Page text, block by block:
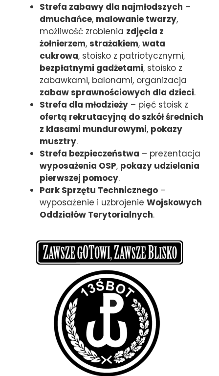
Strefa zabawy dla najmłodszych –
dmuchańce, malowanie twarzy,
możliwość zrobienia zdjęcia z
żołnierzem, strażakiem, wata
cukrowa, stoisko z patriotycznymi,
bezpłatnymi gadżetami, stoisko z
zabawkami, balonami, organizacja
zabaw sprawnościowych dla dzieci.
Strefa dla młodzieży – pięć stoisk z
ofertą rekrutacyjną do szkół średnich
z klasami mundurowymi, pokazy
musztry.
Strefa bezpieczeństwa – prezentacja
wyposażenia OSP, pokazy udzielania
pierwszej pomocy.
Park Sprzętu Technicznego –
wyposażenie i uzbrojenie Wojskowych
Oddziałów Terytorialnych.